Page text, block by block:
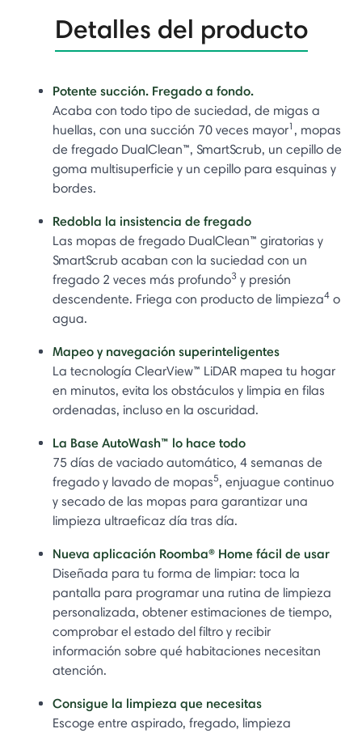
Detalles del producto
Potente succión. Fregado a fondo.
Acaba con todo tipo de suciedad, de migas a
huellas, con una succión 70 veces mayor1 , mopas
de fregado DualClean™, SmartScrub, un cepillo de
goma multisuperficie y un cepillo para esquinas y
bordes.
Redobla la insistencia de fregado
Las mopas de fregado DualClean™ giratorias y
SmartScrub acaban con la suciedad con un
fregado 2 veces más profundo3 y presión
descendente. Friega con producto de limpieza4 o
agua.
Mapeo y navegación superinteligentes
La tecnología ClearView™ LiDAR mapea tu hogar
en minutos, evita los obstáculos y limpia en filas
ordenadas, incluso en la oscuridad.
La Base AutoWash™ lo hace todo
75 días de vaciado automático, 4 semanas de
fregado y lavado de mopas5, enjuague continuo
y secado de las mopas para garantizar una
limpieza ultraeficaz día tras día.
Nueva aplicación Roomba® Home fácil de usar
Diseñada para tu forma de limpiar: toca la
pantalla para programar una rutina de limpieza
personalizada, obtener estimaciones de tiempo,
comprobar el estado del filtro y recibir
información sobre qué habitaciones necesitan
atención.
Consigue la limpieza que necesitas
Escoge entre aspirado, fregado, limpieza